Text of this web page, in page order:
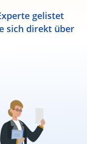
gelistet
sich direkt über